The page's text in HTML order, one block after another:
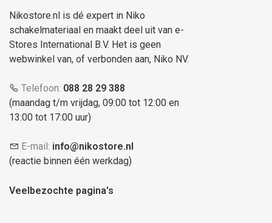
Nikostore.nl is dé expert in Niko
schakelmateriaal en maakt deel uit van e-
Stores International B.V. Het is geen
webwinkel van, of verbonden aan, Niko NV.
Telefoon: 088 28 29 388
(maandag t/m vrijdag, 09:00 tot 12:00 en
13:00 tot 17:00 uur)
E-mail: info@nikostore.nl
(reactie binnen één werkdag)
Veelbezochte pagina's